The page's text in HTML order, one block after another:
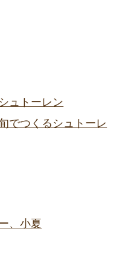
ュトーレン
でつくるシュトーレ
、小夏